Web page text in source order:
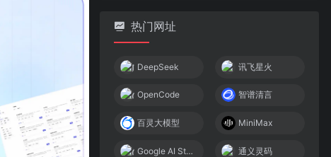
热门网址
DeepSeek 讯飞星火
OpenCode 智谱清言
百灵大模型 MiniMax
Google AI Studio 通义灵码